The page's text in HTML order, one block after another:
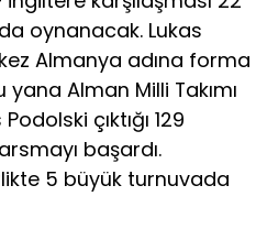
oynanacak. Lukas
Almanya adına forma
yana Alman Milli Takımı
çıktığı 129
başardı.
5 büyük turnuvada